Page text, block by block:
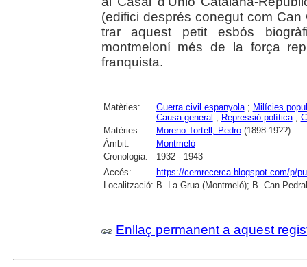
(edifici després conegut com
trar aquest petit esbós
montmeloní més de la força
franquista.
Matèries: Guerra civil espanyola; Milícies
Causa general ; Repressió política;
Matèries:
Moreno Tortell, Pedro(1898-19??)
Àmbit:
Montmeló
Cronologia:
1932 - 1943
Accés:
https://cemrecerca.blogspot.com/p/
Localització: B. La Grua (Montmeló); B. Can
Enllaç permanent a aquest